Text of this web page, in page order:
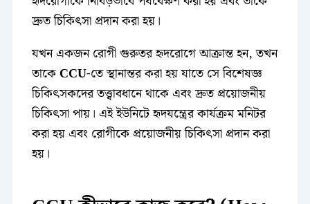
দ্রুত চিকিৎসা প্রদান করা হয়।
যখন একজন রোগী গুরুতর হৃদরোগে আক্রান্ত হন, তখন
তাকেCCU-তে স্থানান্তর করা হয় যাতে সে বিশেষজ্ঞ
চিকিৎসকদের তত্ত্বাবধানে থাকে এবং দ্রুত প্রয়োজনীয়
চিকিৎসা পায়। এই ইউনিটে হৃদযন্ত্রের কার্যক্রম মনিটর
করা হয় এবং রোগীকে প্রয়োজনীয় চিকিৎসা প্রদান করা
হয়।